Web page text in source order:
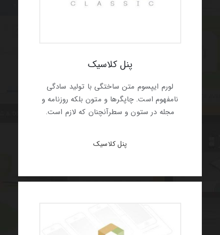
پنل کلاسیک
لورم ایپسوم متن ساختگی با تولید سادگی
نامفهوم است. چاپگرها و متون بلکه روزنامه و
مجله در ستون و سطرآنچنان که لازم است.
پنل کلاسیک